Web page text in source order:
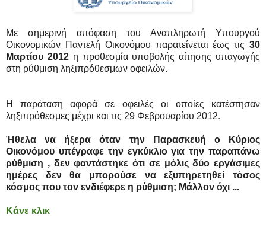
Με σημερινή απόφαση του Αναπληρωτή Υπουργού
Οικονομικών Παντελή Οικονόμου παρατείνεται έως τις 30
Μαρτίου 2012η προθεσμία υποβολής αίτησης υπαγωγής
στη ρύθμιση ληξιπρόθεσμων οφειλών.
Η παράταση αφορά σε οφειλές οι οποίες κατέστησαν
ληξιπρόθεσμες μέχρι και τις 29 Φεβρουαρίου 2012.
Ήθελα να ήξερα όταν την Παρασκευή ο Κύριος
Οικονόμου υπέγραφε την εγκύκλιο για την παραπάνω
ρύθμιση , δεν φαντάστηκε ότι σε μόλις δύο εργάσιμες
ημέρες δεν θα μπορούσε να εξυπηρετηθεί τόσος
κόσμος που τον ενδιέφερε η ρύθμιση; Μάλλον όχι ...
Κάνε κλικ